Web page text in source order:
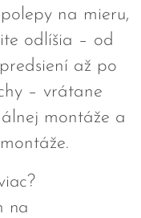
na mieru,
odlíšia – od
až po
– vrátane
montáže a
na